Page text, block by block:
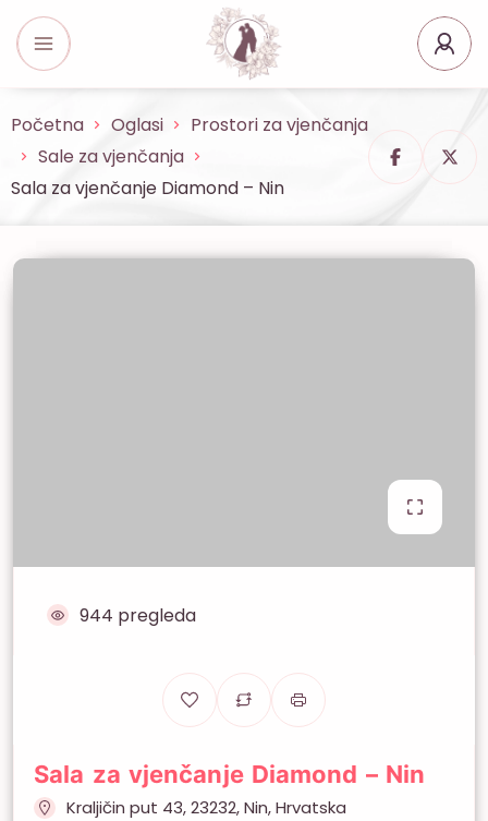
Početna Oglasi
Prostori za vjenčanja
Sale za vjenčanja
Sala za vjenčanje Diamond – Nin
944 pregleda
Sala za vjenčanje Diamond – Nin
Kraljičin put 43, 23232, Nin, Hrvatska